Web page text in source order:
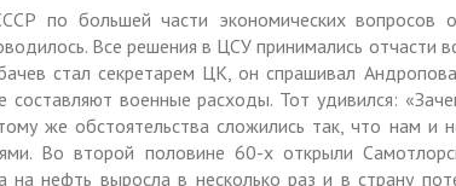
по большей части экономических вопросов
Все решения в ЦСУ принимались отчасти
стал секретарем ЦК, он спрашивал
военные расходы. Тот удивился:
же обстоятельства сложились так, что нам и
Во второй половине 60-х открыли
нефть выросла в несколько раз и в страну